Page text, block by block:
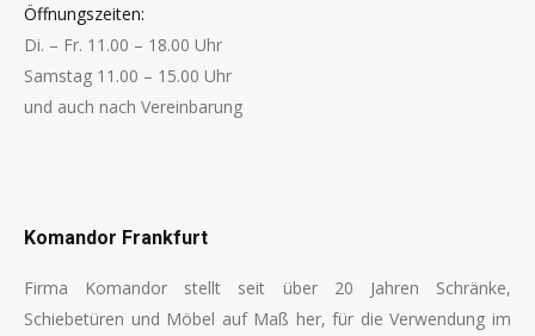
Öffnungszeiten:
Di. – Fr. 11.00 – 18.00 Uhr
Samstag 11.00 – 15.00 Uhr
und auch nach Vereinbarung
Komandor Frankfurt
Firma Komandor stellt seit über 20 Jahren Schränke,
Schiebetüren und Möbel auf Maß her, für die Verwendung im